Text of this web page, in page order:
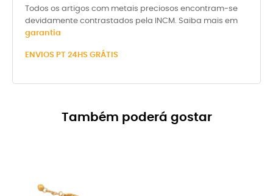
Todos os artigos com metais preciosos encontram-se
devidamente contrastados pela INCM. Saiba mais em
garantia
ENVIOS PT 24HS GRÁTIS
Também poderá gostar